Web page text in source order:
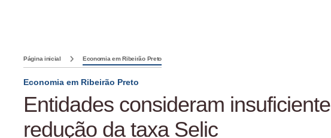
Página inicial Economia em Ribeirão Preto
Economia em Ribeirão Preto
Entidades consideram insuficiente
redução da taxa Selic